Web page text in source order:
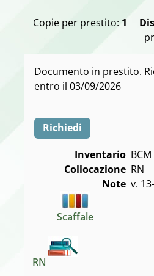
Copie per prestito: 1
Documento in prestito.
entro il 03/09/2026
Richiedi
Inventario
Collocazione RN
Note v.
Scaffale
RN